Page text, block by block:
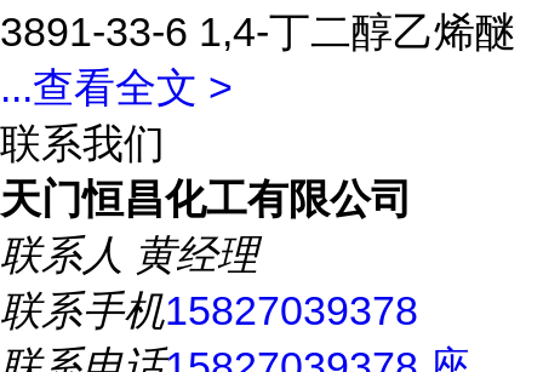
3891-33-6 1,4-丁二醇乙烯醚
...查看全文 >
联系我们
天门恒昌化工有限公司
联系人 黄经理
联系手机15827039378